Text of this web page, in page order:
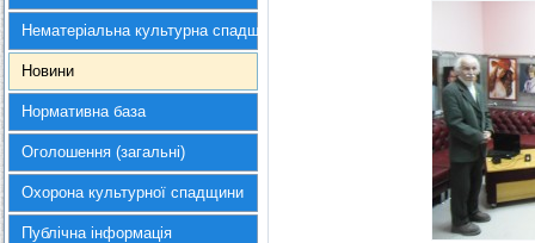
Нематеріальна культурна спадщина
Новини
Нормативна база
Оголошення (загальні)
Охорона культурної спадщини
Публічна інформація